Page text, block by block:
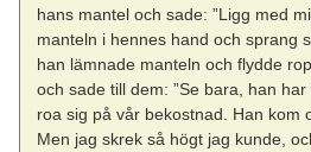
hans mantel och sade: ”Ligg med
manteln i hennes hand och sprang
han lämnade manteln och flydde
och sade till dem: ”Se bara, han
roa sig på vår bekostnad. Han kom
Men jag skrek så högt jag kunde,